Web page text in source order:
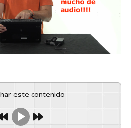
este contenido